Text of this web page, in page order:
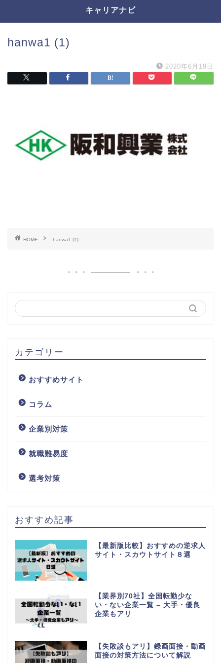
キャリアナビ
hanwa1 (1)
2020年6月19日
HOME hanwa1 (1)
カテゴリー
おすすめサイト
コラム
企業別対策
就職難易度
選考対策
おすすめ記事
【最新版比較】おすすめの逆求人
サイト・スカウトサイト８選
【業界別70社】全国転勤少な
い・ない企業一覧 – 大手・優良
企業もアリ
【失敗談もアリ】録画面接・動画
面接の対策方法について解説